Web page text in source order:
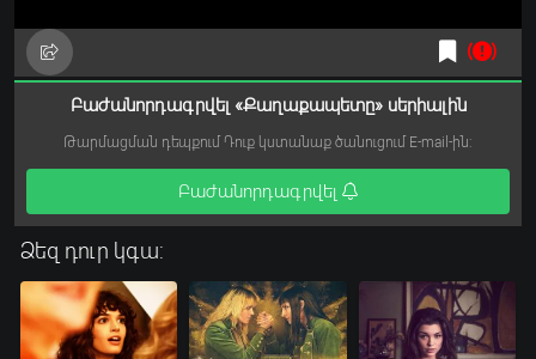
Բաժանորդագրվել «Քաղաքապետը» սերիալին
Թարմացման դեպքում Դուք կստանաք ծանուցում E-mail-ին:
Բաժանորդագրվել
Ձեզ դուր կգա: